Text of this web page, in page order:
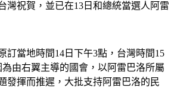
灣祝賀，並已在13日和總統當選人阿雷
訂當地時間14日下午3點，台灣時間15
為由右翼主導的國會，以阿雷巴洛所屬
發揮而推遲，大批支持阿雷巴洛的民